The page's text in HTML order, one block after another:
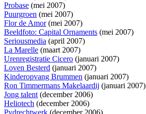
Probase (mei 2007)
Puurgroen (mei 2007)
Flor de Amor(mei 2007)
Beeldfoto: Capital Ornaments (mei 2007)
Seriousmedia (april 2007)
La Marelle (maart 2007)
Urenregistratie Cicero (januari 2007)
Loven Besterd (januari 2007)
Kinderopvang Brummen (januari 2007)
Ron Timmermans Makelaardij (januari 2007)
Jong talent(december 2006)
Heliotech (december 2006)